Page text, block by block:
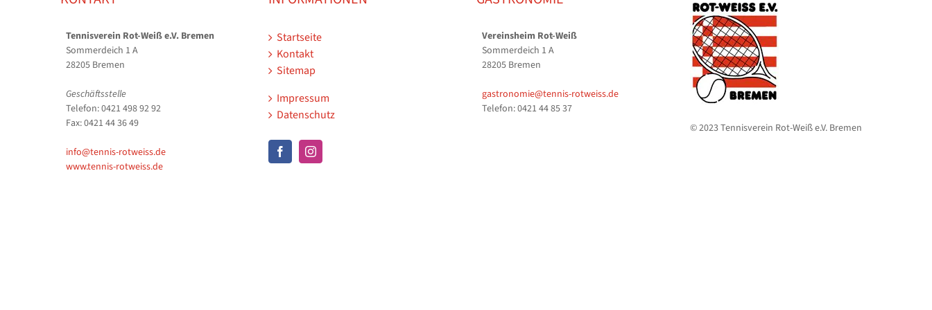
Tennisverein Rot-Weiß e.V. Bremen
Sommerdeich 1 A
28205 Bremen
Geschäftsstelle
Telefon: 0421 498 92 92
Fax: 0421 44 36 49
info@tennis-rotweiss.de
www.tennis-rotweiss.de
Startseite
Kontakt
Sitemap
Impressum
Datenschutz
Vereinsheim Rot-Weiß
Sommerdeich 1 A
28205 Bremen
gastronomie@tennis-rotweiss.de
Telefon: 0421 44 85 37
© 2023 Tennisverein Rot-Weiß e.V. Bremen